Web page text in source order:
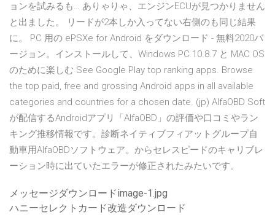
ョンを試みるも… ありゃりゃ、エンジンECUが見つかりません
と出ました。 リードが2本しか入ってない右側のも同じ結果
に。 PC 用の ePSXe for Android をダウンロード - 無料2020バ
ージョン。インストールして、Windows PC 10.8.7 と MAC OS
のために楽しむ See Google Play top ranking apps. Browse
the top paid, free and grossing Android apps in all available
categories and countries for a chosen date. (jp) AlfaOBD Soft
が配信するAndroidアプリ「AlfaOBD」の評価や口コミやラン
キング推移情報です。診断ネイティブフィアットグループ自
動車用AlfaOBDソフトウェア。からセレスピードのキャリブレ
ーション時に出ていたエラーが修正されたみたいです。
メッセージダウンロードimage-1.jpg
ハニーセレクトカード改造ダウンロード